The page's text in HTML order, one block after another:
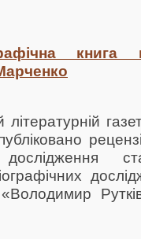
літературній
дослідження